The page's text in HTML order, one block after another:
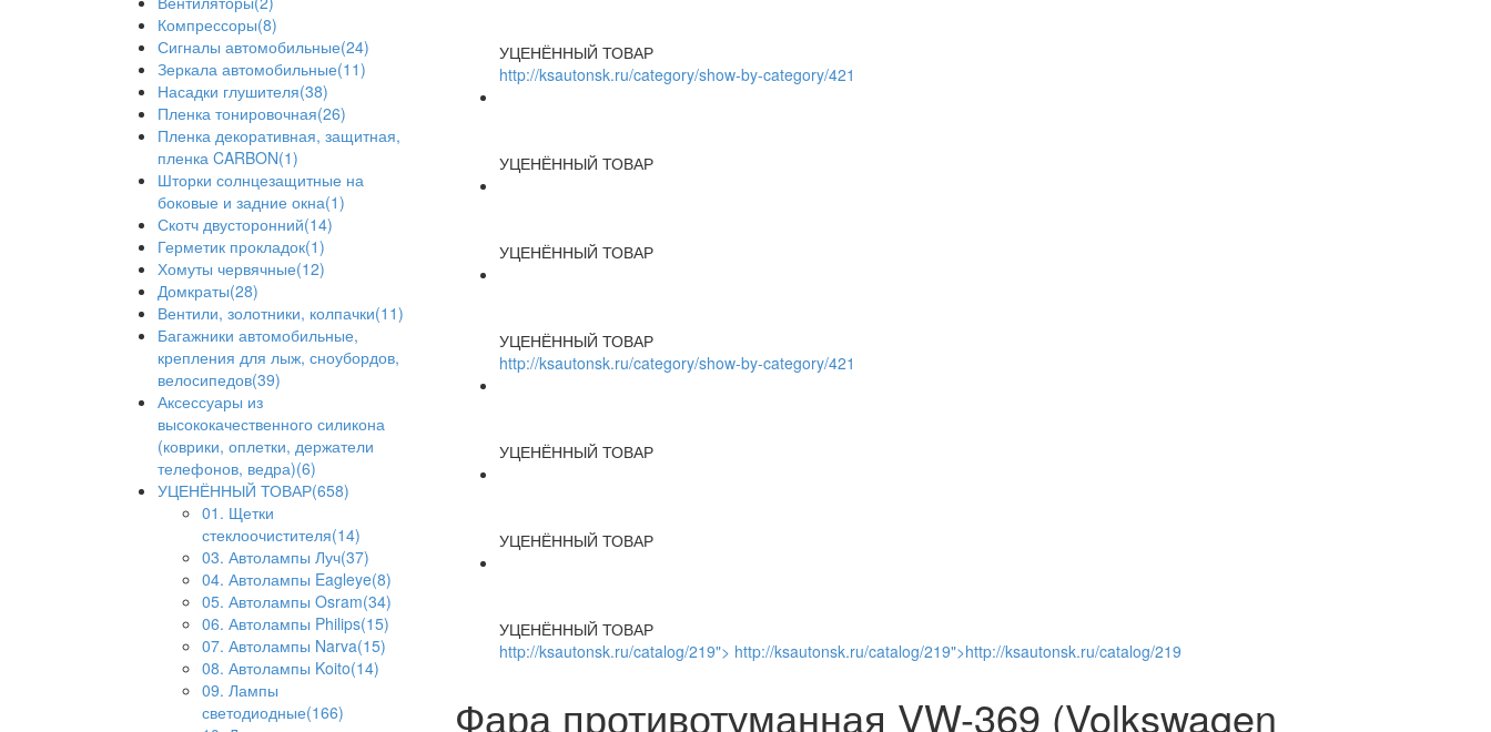
Компрессоры(8)
Сигналы автомобильные(24)
Зеркала автомобильные(11)
Насадки глушителя(38)
Пленка тонировочная(26)
Пленка декоративная, защитная,
пленка CARBON(1)
Шторки солнцезащитные на
боковые и задние окна(1)
Скотч двусторонний(14)
Герметик прокладок(1)
Хомуты червячные(12)
Домкраты(28)
Вентили, золотники, колпачки(11)
Багажники автомобильные,
крепления для лыж, сноубордов,
велосипедов(39)
Аксессуары из
высококачественного силикона
(коврики, оплетки, держатели
телефонов, ведра)(6)
УЦЕНЁННЫЙ ТОВАР(658)
01. Щетки
стеклоочистителя(14)
03. Автолампы Луч(37)
04. Автолампы Eagleye(8)
05. Автолампы Osram(34)
06. Автолампы Philips(15)
07. Автолампы Narva(15)
08. Автолампы Koito(14)
09. Лампы
светодиодные(166)
УЦЕНЁННЫЙ ТОВАР
http://ksautonsk.ru/category/show-by-category/421
УЦЕНЁННЫЙ ТОВАР
УЦЕНЁННЫЙ ТОВАР
УЦЕНЁННЫЙ ТОВАР
http://ksautonsk.ru/category/show-by-category/421
УЦЕНЁННЫЙ ТОВАР
УЦЕНЁННЫЙ ТОВАР
УЦЕНЁННЫЙ ТОВАР
http://ksautonsk.ru/catalog/219"> http://ksautonsk.ru/catalog/219">http://ksautonsk.ru/catalog/219
Фара противотуманная VW-369 (Volkswagen